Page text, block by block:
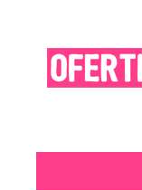
contenido